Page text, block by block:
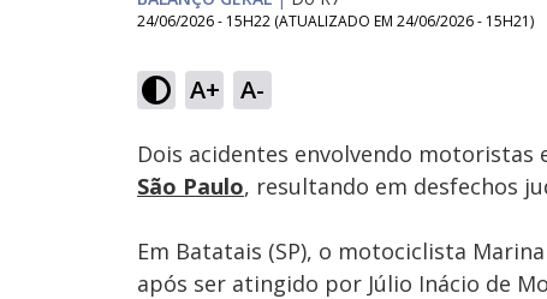
24/06/2026 - 15H22 (ATUALIZADO EM 24/06/2026 - 15H21)
A+ A-
Ativar
Som
9.23%
Dois acidentes envolvendo
São Paulo, resultando em desfechos
Em Batatais (SP), o motociclista
após ser atingido por Júlio Inácio de